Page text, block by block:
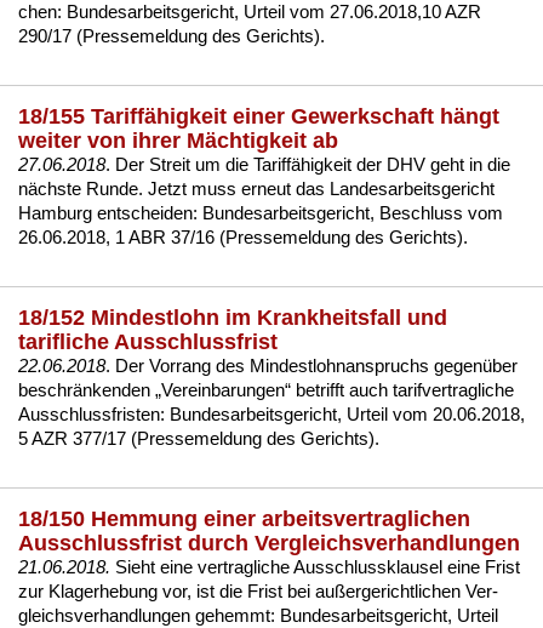
chen: Bun­des­ar­beits­ge­richt, Ur­teil vom 27.06.2018,10 AZR
290/17 (Pres­se­mel­dung des Ge­richts).
18/155 Tariffähigkeit einer Gewerkschaft hängt
weiter von ihrer Mächtigkeit ab
27.06.2018. Der Streit um die Ta­riffähig­keit der DHV geht in die
nächs­te Run­de. Jetzt muss er­neut das Lan­des­ar­beits­ge­richt
Ham­burg ent­schei­den: Bun­des­ar­beits­ge­richt, Be­schluss vom
26.06.2018, 1 ABR 37/16 (Pres­se­mel­dung des Ge­richts).
18/152 Mindestlohn im Krankheitsfall und
tarifliche Ausschlussfrist
22.06.2018. Der Vor­rang des Min­dest­lohn­an­spruchs ge­genüber
be­schränken­den „Ver­ein­ba­run­gen“ be­trifft auch ta­rif­ver­trag­li­che
Aus­schluss­fris­ten: Bun­des­ar­beits­ge­richt, Ur­teil vom 20.06.2018,
5 AZR 377/17 (Pres­se­mel­dung des Ge­richts).
18/150 Hemmung einer arbeitsvertraglichen
Ausschlussfrist durch Vergleichsverhandlungen
21.06.2018. Sieht ei­ne ver­trag­li­che Aus­schluss­klau­sel ei­ne Frist
zur Kla­ger­he­bung vor, ist die Frist bei außer­ge­richt­li­chen Ver­
gleichs­ver­hand­lun­gen ge­hemmt: Bun­des­ar­beits­ge­richt, Ur­teil